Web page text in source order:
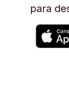
para